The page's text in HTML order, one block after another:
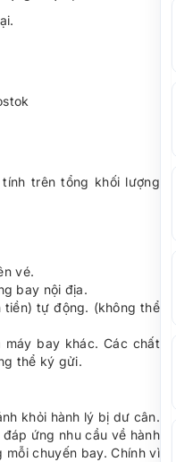
trên tổng khối lượng
vé.
bay nội địa.
tiền) tự động. (không thể
bay khác. Các chất
thể ký gửi.
khỏi hành lý bị dư cân.
ứng nhu cầu về hành
chuyến bay. Chính vì